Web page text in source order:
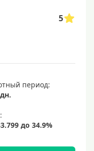
5
период: